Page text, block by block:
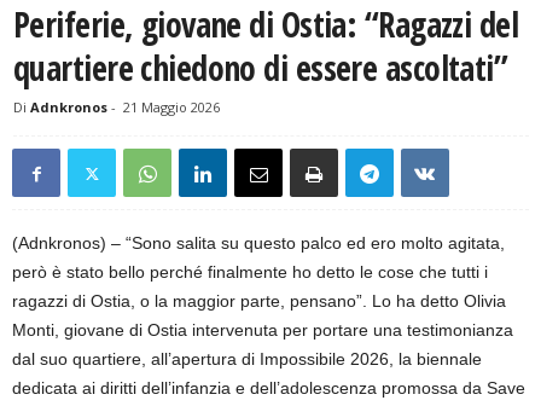
Periferie, giovane di Ostia: “Ragazzi del
quartiere chiedono di essere ascoltati”
Di Adnkronos - 21 Maggio 2026
(Adnkronos) – “Sono salita su questo palco ed ero molto agitata,
però è stato bello perché finalmente ho detto le cose che tutti i
ragazzi di Ostia, o la maggior parte, pensano”. Lo ha detto Olivia
Monti, giovane di Ostia intervenuta per portare una testimonianza
dal suo quartiere, all’apertura di Impossibile 2026, la biennale
dedicata ai diritti dell’infanzia e dell’adolescenza promossa da Save